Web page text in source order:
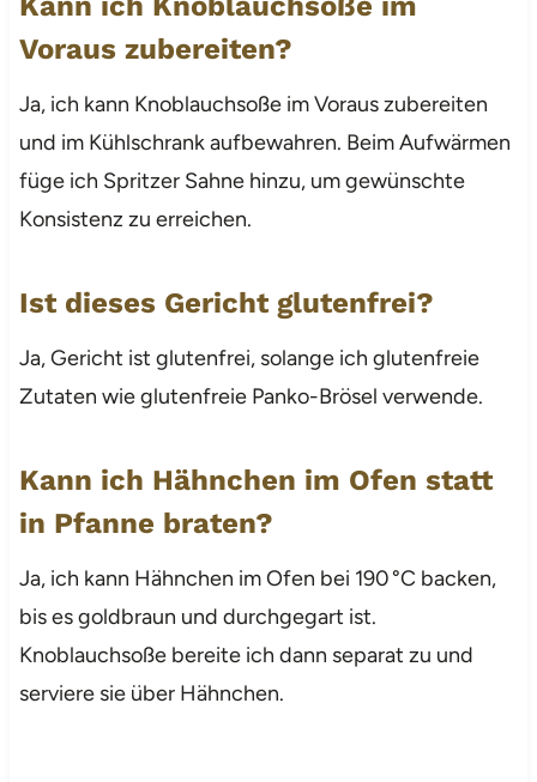
Voraus zubereiten?
Ja, ich kann Knoblauchsoße im Voraus zubereiten
und im Kühlschrank aufbewahren. Beim Aufwärmen
füge ich Spritzer Sahne hinzu, um gewünschte
Konsistenz zu erreichen.
Ist dieses Gericht glutenfrei?
Ja, Gericht ist glutenfrei, solange ich glutenfreie
Zutaten wie glutenfreie Panko-Brösel verwende.
Kann ich Hähnchen im Ofen statt
in Pfanne braten?
Ja, ich kann Hähnchen im Ofen bei 190 °C backen,
bis es goldbraun und durchgegart ist.
Knoblauchsoße bereite ich dann separat zu und
serviere sie über Hähnchen.